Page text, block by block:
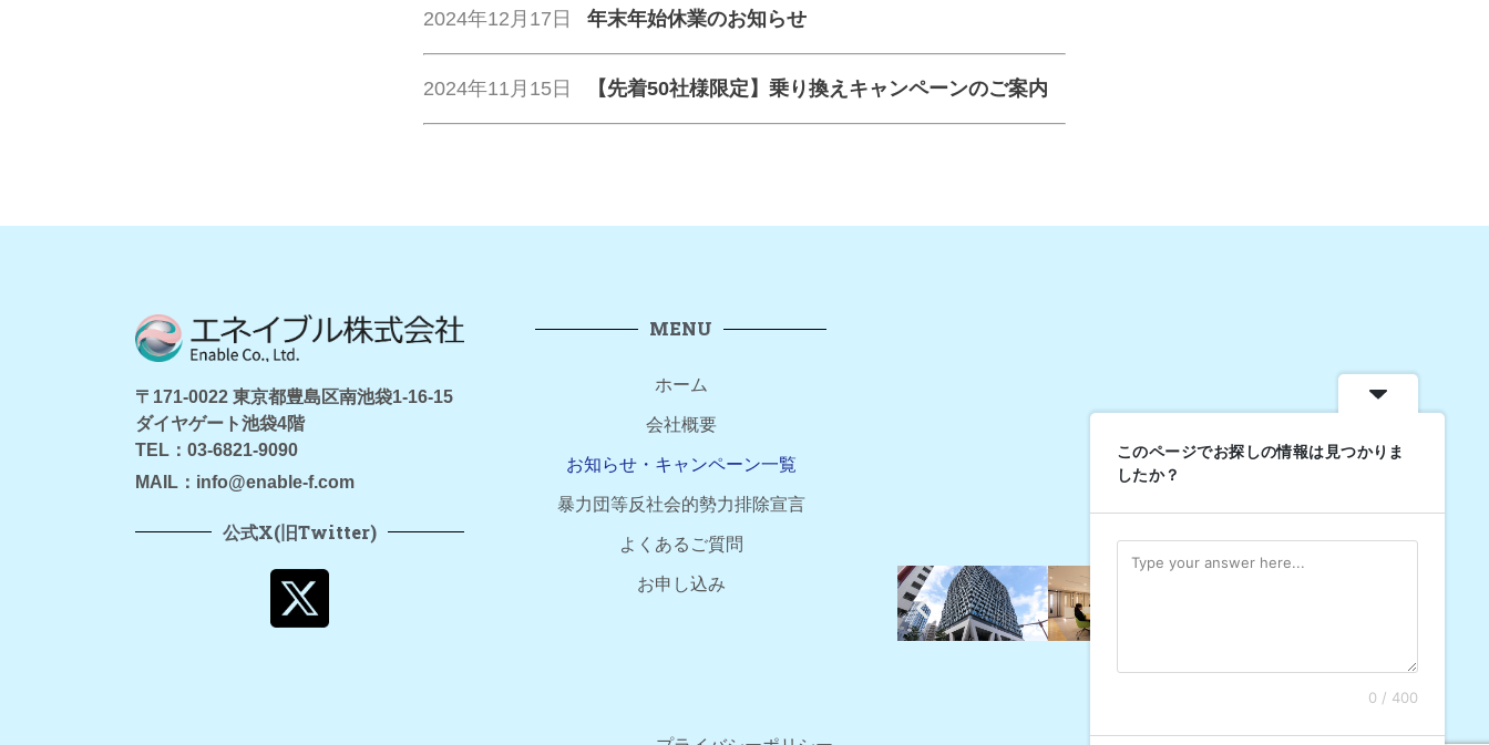
2024年12月17日 年末年始休業のお知らせ
2024年11月15日 【先着50社様限定】乗り換えキャンペーンのご案内
〒171-0022 東京都豊島区南池袋1-16-15
ダイヤゲート池袋4階
TEL：03-6821-9090
MAIL：info@enable-f.com
公式X(旧Twitter)
MENU
ホーム
会社概要
お知らせ・キャンペーン一覧
暴力団等反社会的勢力排除宣言
よくあるご質問
お申し込み
このページでお探しの情報は見つかりま
したか？
0 / 400